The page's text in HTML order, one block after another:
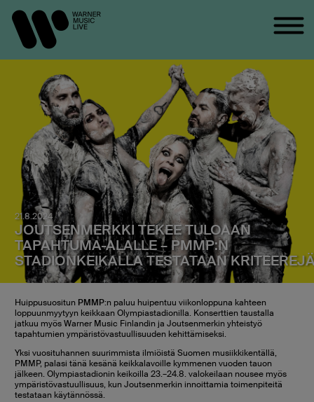
21.8.2024
JOUTSENMERKKI TEKEE TULOAAN
TAPAHTUMA-ALALLE – PMMP:N
STADIONKEIKALLA TESTATAAN
Huippusuositun PMMP:n paluu huipentuu viikonloppuna kahteen
loppuunmyytyyn keikkaan Olympiastadionilla. Konserttien taustalla
jatkuu myös Warner Music Finlandin ja Joutsenmerkin yhteistyö
tapahtumien ympäristövastuullisuuden kehittämiseksi.
Yksi vuosituhannen suurimmista ilmiöistä Suomen musiikkikentällä,
PMMP, palasi tänä kesänä keikkalavoille kymmenen vuoden tauon
jälkeen. Olympiastadionin keikoilla 23.–24.8. valokeilaan nousee myös
ympäristövastuullisuus, kun Joutsenmerkin innoittamia toimenpiteitä
testataan käytännössä.